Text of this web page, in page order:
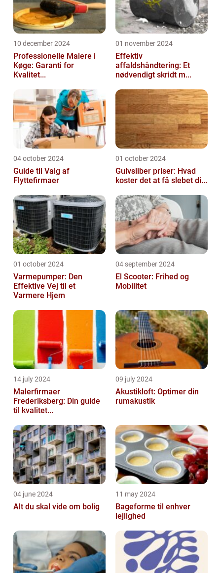
10 december 2024
Professionelle Malere i
Køge: Garanti for
Kvalitet...
01 november 2024
Effektiv
affaldshåndtering: Et
nødvendigt skridt m...
04 october 2024
Guide til Valg af
Flyttefirmaer
01 october 2024
Gulvsliber priser: Hvad
koster det at få slebet di...
01 october 2024
Varmepumper: Den
Effektive Vej til et
Varmere Hjem
04 september 2024
El Scooter: Frihed og
Mobilitet
14 july 2024
Malerfirmaer
Frederiksberg: Din guide
til kvalitet...
09 july 2024
Akustikloft: Optimer din
rumakustik
04 june 2024
Alt du skal vide om bolig
11 may 2024
Bageforme til enhver
lejlighed